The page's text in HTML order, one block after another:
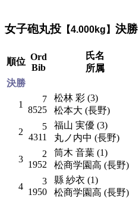
女子砲丸投 【4.000kg】 決勝
順位 Ord
Bib
氏名
所属
決勝
1
7
8525
松林 彩 (3)
松本大 (長野)
2
5
4311
福山 実優 (3)
丸ノ内中 (長野)
3
2
1952
筒木 音葉 (1)
松商学園高 (長野)
4
3
1950
縣 紗衣 (1)
松商学園高 (長野)